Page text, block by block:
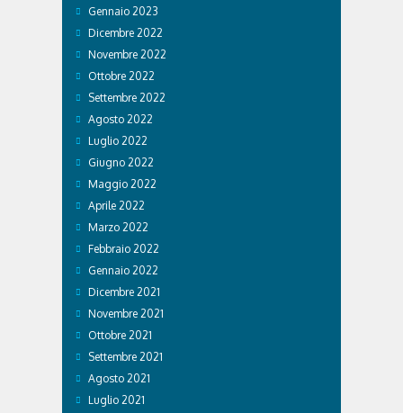
Gennaio 2023
Dicembre 2022
Novembre 2022
Ottobre 2022
Settembre 2022
Agosto 2022
Luglio 2022
Giugno 2022
Maggio 2022
Aprile 2022
Marzo 2022
Febbraio 2022
Gennaio 2022
Dicembre 2021
Novembre 2021
Ottobre 2021
Settembre 2021
Agosto 2021
Luglio 2021